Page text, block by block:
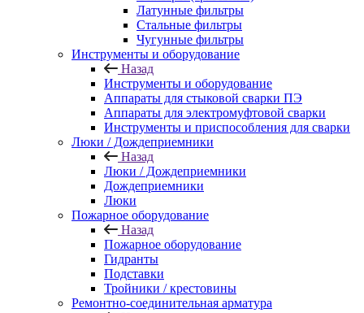
Латунные фильтры
Стальные фильтры
Чугунные фильтры
Инструменты и оборудование
Назад
Инструменты и оборудование
Аппараты для стыковой сварки ПЭ
Аппараты для электромуфтовой сварки
Инструменты и приспособления для сварки
Люки / Дождеприемники
Назад
Люки / Дождеприемники
Дождеприемники
Люки
Пожарное оборудование
Назад
Пожарное оборудование
Гидранты
Подставки
Тройники / крестовины
Ремонтно-соединительная арматура